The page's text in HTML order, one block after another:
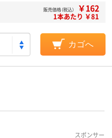
販売価格（税込） ￥162
1本あたり ￥81
カゴへ
スポンサー